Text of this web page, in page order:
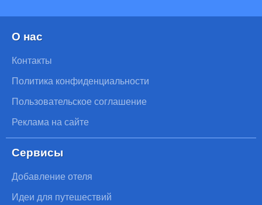
О нас
Контакты
Политика конфиденциальности
Пользовательское соглашение
Реклама на сайте
Сервисы
Добавление отеля
Идеи для путешествий